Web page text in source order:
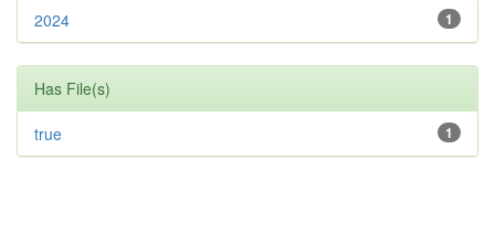
1
2024
Has File(s)
1
true